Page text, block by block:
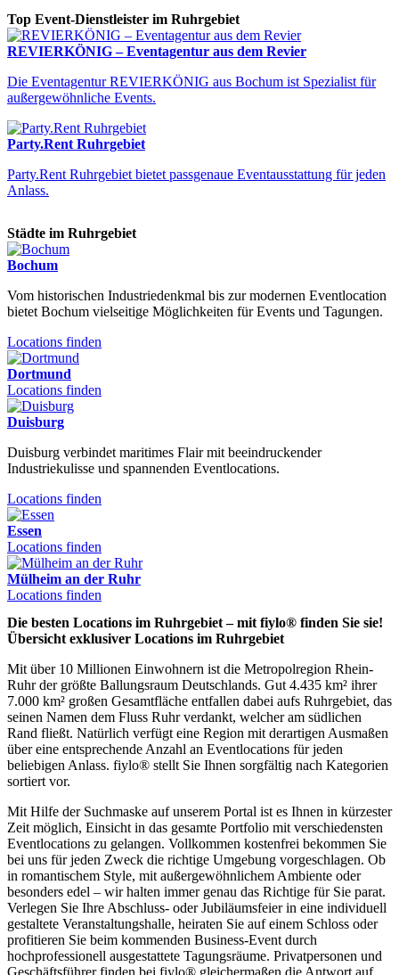
Top Event-Dienstleister im Ruhrgebiet
REVIERKÖNIG – Eventagentur aus dem Revier
Die Eventagentur REVIERKÖNIG aus Bochum ist Spezialist für
außergewöhnliche Events.
Party.Rent Ruhrgebiet
Party.Rent Ruhrgebiet bietet passgenaue Eventausstattung für jeden
Anlass.
Städte im Ruhrgebiet
Bochum
Vom historischen Industriedenkmal bis zur modernen Eventlocation
bietet Bochum vielseitige Möglichkeiten für Events und Tagungen.
Locations finden
Dortmund
Locations finden
Duisburg
Duisburg verbindet maritimes Flair mit beeindruckender
Industriekulisse und spannenden Eventlocations.
Locations finden
Essen
Locations finden
Mülheim an der Ruhr
Locations finden
Die besten Locations im Ruhrgebiet – mit fiylo® finden Sie sie!
Übersicht exklusiver Locations im Ruhrgebiet
Mit über 10 Millionen Einwohnern ist die Metropolregion Rhein-
Ruhr der größte Ballungsraum Deutschlands. Gut 4.435 km² ihrer
7.000 km² großen Gesamtfläche entfallen dabei aufs Ruhrgebiet, das
seinen Namen dem Fluss Ruhr verdankt, welcher am südlichen
Rand fließt. Natürlich verfügt eine Region mit derartigen Ausmaßen
über eine entsprechende Anzahl an Eventlocations für jeden
beliebigen Anlass. fiylo® stellt Sie Ihnen sorgfältig nach Kategorien
sortiert vor.
Mit Hilfe der Suchmaske auf unserem Portal ist es Ihnen in kürzester
Zeit möglich, Einsicht in das gesamte Portfolio mit verschiedensten
Eventlocations zu gelangen. Vollkommen kostenfrei bekommen Sie
bei uns für jeden Zweck die richtige Umgebung vorgeschlagen. Ob
in romantischem Style, mit außergewöhnlichem Ambiente oder
besonders edel – wir halten immer genau das Richtige für Sie parat.
Verlegen Sie Ihre Abschluss- oder Jubiläumsfeier in eine individuell
gestaltete Veranstaltungshalle, heiraten Sie auf einem Schloss oder
profitieren Sie beim kommenden Business-Event durch
hochprofessionell ausgestattete Tagungsräume. Privatpersonen und
Geschäftsführer finden bei fiylo® gleichermaßen die Antwort auf